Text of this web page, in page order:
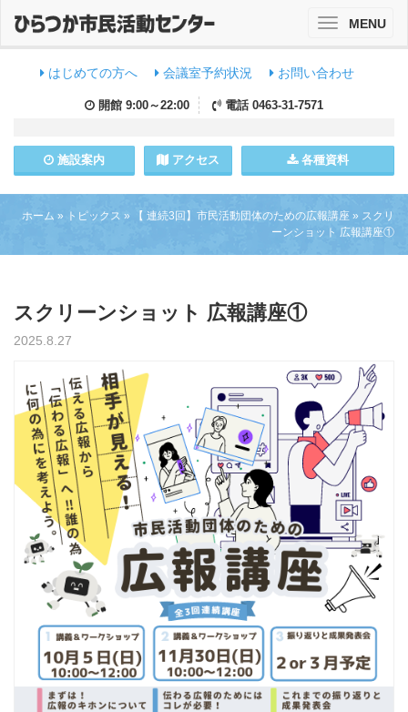
はじめての方へ 会議室予約状況 お問い合わせ
開館 9:00～22:00 電話 0463-31-7571
施設案内 アクセス 各種資料
ToggleMENU
ホーム » トピックス » 【 連続3回】市民活動団体のための広報講座 » スクリ
ーンショット 広報講座①
スクリーンショット 広報講座①
2025.8.27